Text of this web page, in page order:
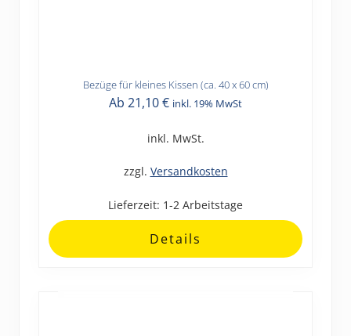
Bezüge für kleines Kissen (ca. 40 x 60 cm)
Ab 21,10€ inkl. 19% MwSt
inkl. MwSt.
zzgl. Versandkosten
Lieferzeit: 1-2 Arbeitstage
Details
Dieses
Optionen
können